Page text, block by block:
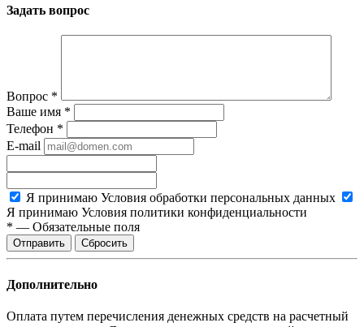
Задать вопрос
Вопрос *
Ваше имя *
Телефон *
E-mail
Я принимаю Условия обработки персональных данных
Я принимаю Условия политики конфиденциальности
* — Обязательные поля
Сбросить
Дополнительно
Оплата путем перечисления денежных средств на расчетный